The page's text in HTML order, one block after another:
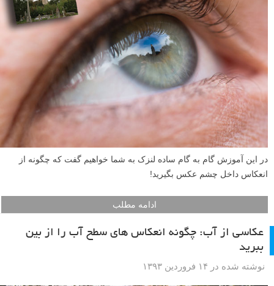
در این آموزش گام به گام ساده لنزک به شما خواهیم گفت که چگونه از
انعکاس داخل چشم عکس بگیرید!
ادامه مطلب
عکاسی از آب: چگونه انعکاس های سطح آب را از بین
ببرید
نوشته شده در ۱۴ فروردین ۱۳۹۳